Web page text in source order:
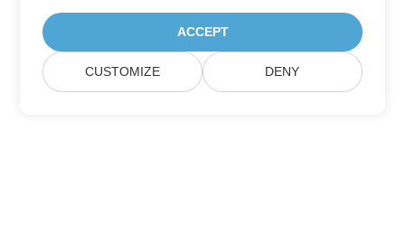
ACCEPT
CUSTOMIZE DENY